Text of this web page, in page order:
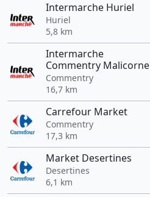
Intermarche Huriel
Huriel
5,8 km
Intermarche
Commentry Malicorne
Commentry
16,7 km
Carrefour Market
Commentry
17,3 km
Market Desertines
Desertines
6,1 km